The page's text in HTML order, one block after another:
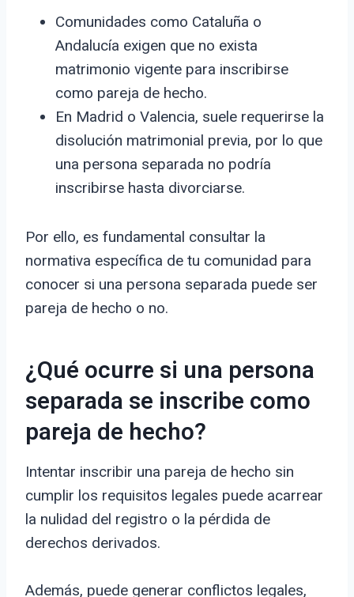
Comunidades como Cataluña o
Andalucía exigen que no exista
matrimonio vigente para inscribirse
como pareja de hecho.
En Madrid o Valencia, suele requerirse la
disolución matrimonial previa, por lo que
una persona separada no podría
inscribirse hasta divorciarse.
Por ello, es fundamental consultar la
normativa específica de tu comunidad para
conocer si una persona separada puede ser
pareja de hecho o no.
¿Qué ocurre si una persona
separada se inscribe como
pareja de hecho?
Intentar inscribir una pareja de hecho sin
cumplir los requisitos legales puede acarrear
la nulidad del registro o la pérdida de
derechos derivados.
Además, puede generar conflictos legales,